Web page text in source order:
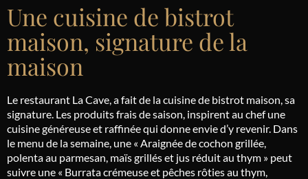
Une cuisine de bistrot
maison, signature de la
maison
Le restaurant La Cave, a fait de la cuisine de bistrot maison, sa
signature. Les produits frais de saison, inspirent au chef une
cuisine généreuse et raffinée qui donne envie d’y revenir. Dans
le menu de la semaine, une « Araignée de cochon grillée,
polenta au parmesan, maïs grillés et jus réduit au thym » peut
suivre une « Burrata crémeuse et pêches rôties au thym,